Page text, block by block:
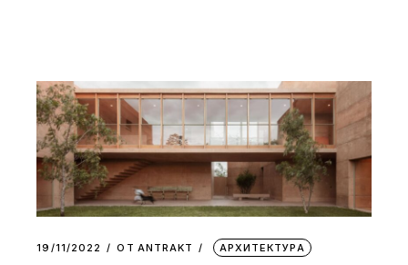
19/11/2022 ОТ АNTRAKT АРХИТЕКТУРА